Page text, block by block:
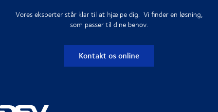
Vores eksperter står klar til at hjælpe dig. Vi finder en løsning,
som passer til dine behov.
Kontakt os online